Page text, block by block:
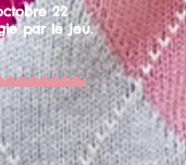
22
par le jeu.